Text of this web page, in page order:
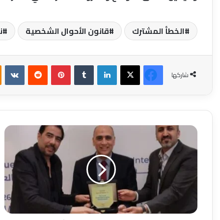
الخطأ المشترك قانون الأحوال الشخصية
شاركها
فيسبوك‫X لينكدإن بينتيريست
متحف
الزعفران
بجامعة
شمس
الأولى